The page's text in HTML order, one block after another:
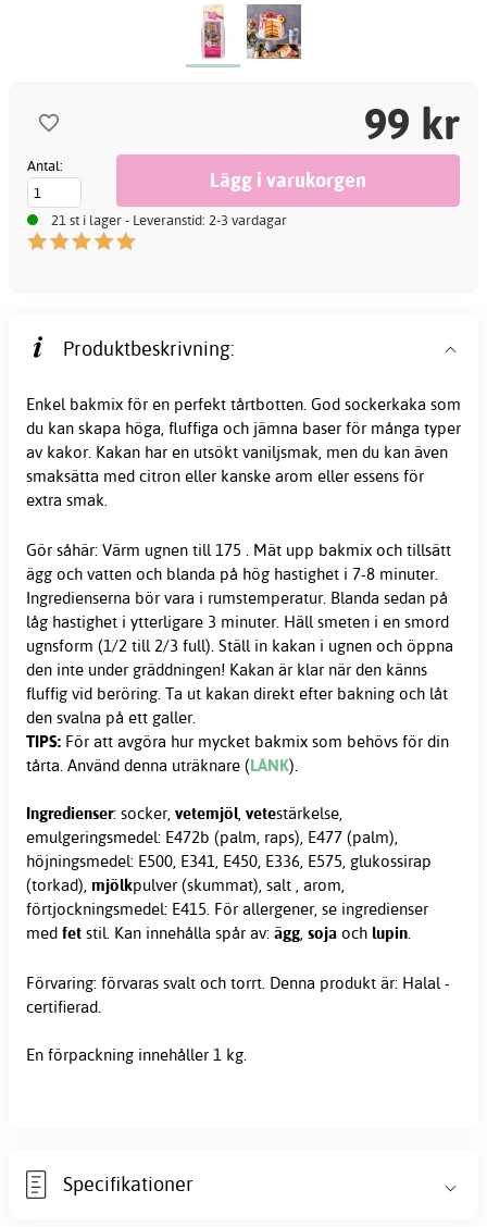
99 kr
Antal:
21 st i lager - Leveranstid: 2-3 vardagar
Produktbeskrivning:
Enkel bakmix för en perfekt tårtbotten. God sockerkaka som
du kan skapa höga, fluffiga och jämna baser för många typer
av kakor. Kakan har en utsökt vaniljsmak, men du kan även
smaksätta med citron eller kanske arom eller essens för
extra smak.
Gör såhär: Värm ugnen till 175 . Mät upp bakmix och tillsätt
ägg och vatten och blanda på hög hastighet i 7-8 minuter.
Ingredienserna bör vara i rumstemperatur. Blanda sedan på
låg hastighet i ytterligare 3 minuter. Häll smeten i en smord
ugnsform (1/2 till 2/3 full). Ställ in kakan i ugnen och öppna
den inte under gräddningen! Kakan är klar när den känns
fluffig vid beröring. Ta ut kakan direkt efter bakning och låt
den svalna på ett galler.
TIPS: För att avgöra hur mycket bakmix som behövs för din
tårta. Använd denna uträknare (LÄNK).
Ingredienser: socker, vetemjöl, vetestärkelse,
emulgeringsmedel: E472b (palm, raps), E477 (palm),
höjningsmedel: E500, E341, E450, E336, E575, glukossirap
(torkad), mjölkpulver (skummat), salt , arom,
förtjockningsmedel: E415. För allergener, se ingredienser
med fet stil. Kan innehålla spår av: ägg, soja och lupin.
Förvaring: förvaras svalt och torrt. Denna produkt är: Halal -
certifierad.
En förpackning innehåller 1 kg.
Specifikationer